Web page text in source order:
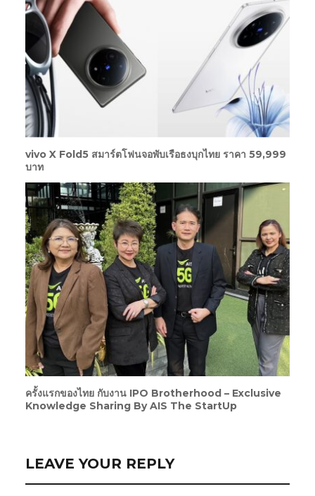
vivo X Fold5 สมาร์ตโฟนจอพับเรือธงบุกไทย ราคา 59,999
บาท
ครั้งแรกของไทย กับงาน IPO Brotherhood – Exclusive
Knowledge Sharing By AIS The StartUp
LEAVE YOUR REPLY